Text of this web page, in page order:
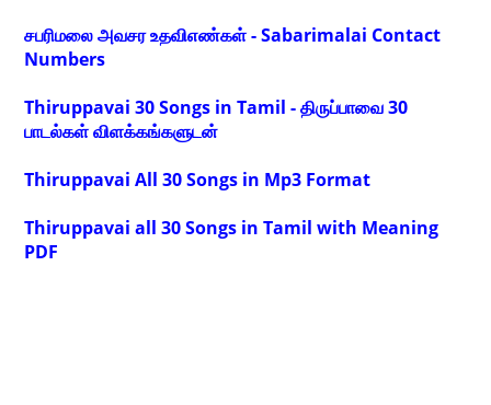
சபரிமலை அவசர உதவிஎண்கள் - Sabarimalai Contact
Numbers
Thiruppavai 30 Songs in Tamil - திருப்பாவை 30
பாடல்கள் விளக்கங்களுடன்
Thiruppavai All 30 Songs in Mp3 Format
Thiruppavai all 30 Songs in Tamil with Meaning
PDF